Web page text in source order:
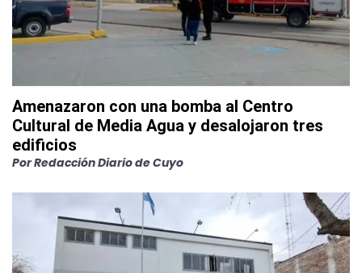
Amenazaron con una bomba al Centro
Cultural de Media Agua y desalojaron tres
edificios
PorRedacción Diario de Cuyo